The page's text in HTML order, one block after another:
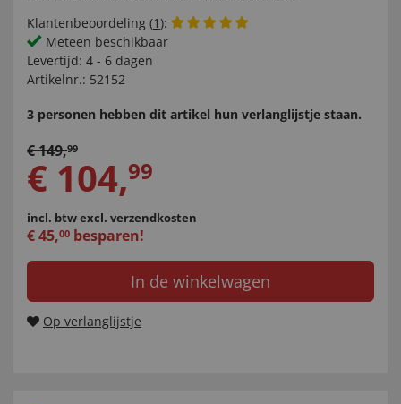
Klantenbeoordeling (1):
Meteen beschikbaar
Levertijd: 4 - 6 dagen
Artikelnr.: 52152
3 personen hebben dit artikel hun verlanglijstje staan.
€149,99
€ 104,99
incl. btwexcl. verzendkosten
€45,00 besparen!
In de winkelwagen
Op verlanglijstje